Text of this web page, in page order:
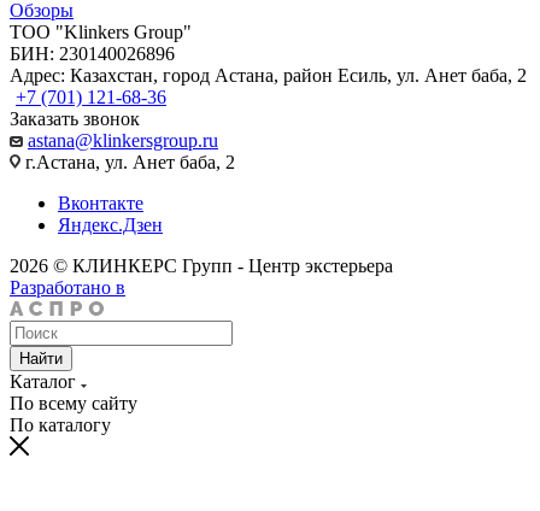
Обзоры
TOO "Klinkers Group"
БИН: 230140026896
Адрес: Казахстан, город Астана, район Есиль, ул. Анет баба, 2
+7 (701) 121-68-36
Заказать звонок
astana@klinkersgroup.ru
г.Астана, ул. Анет баба, 2
Вконтакте
Яндекс.Дзен
2026 © КЛИНКЕРС Групп - Центр экстерьера
Разработано в
Найти
Каталог
По всему сайту
По каталогу